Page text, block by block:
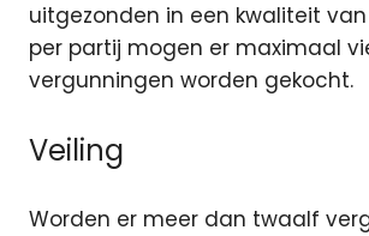
uitgezonden in een kwaliteit van
per partij mogen er maximaal
vergunningen worden gekocht.
Veiling
Worden er meer dan twaalf